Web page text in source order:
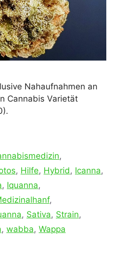
Nahaufnahmen an
Cannabis Varietät
,
, Hilfe, Hybrid , Icanna,
, Iquanna,
,
, Sativa, Strain,
, wabba, Wappa